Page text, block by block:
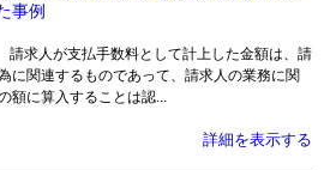
事例
求人が支払手数料として計上した金額は、請
に関連するものであって、請求人の業務に関
額に算入することは認...
詳細を表示する